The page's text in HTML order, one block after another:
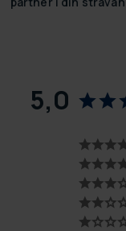
5,0